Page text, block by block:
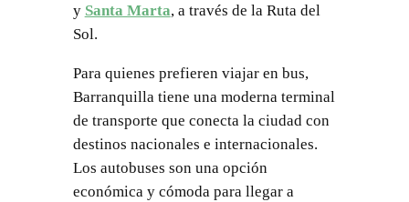
y Santa Marta, a través de la Ruta del
Sol.
Para quienes prefieren viajar en bus,
Barranquilla tiene una moderna terminal
de transporte que conecta la ciudad con
destinos nacionales e internacionales.
Los autobuses son una opción
económica y cómoda para llegar a